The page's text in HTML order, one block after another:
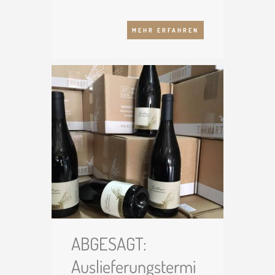
MEHR ERFAHREN
ABGESAGT:
Auslieferungstermi